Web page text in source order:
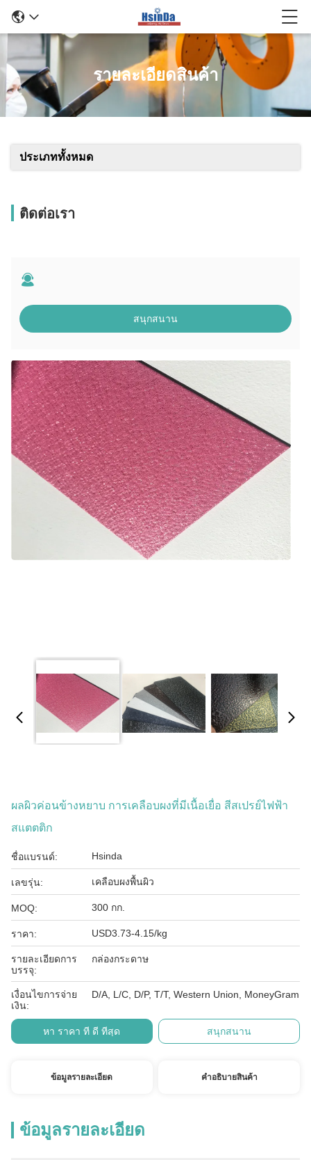
รายละเอียดสินค้า
ประเภททั้งหมด
ติดต่อเรา
สนุกสนาน
ผลผิวค่อนข้างหยาบ การเคลือบผงที่มีเนื้อเยื่อ สีสเปรย์ไฟฟ้า
สแตตติก
ชื่อแบรนด์: Hsinda
เลขรุ่น: เคลือบผงพื้นผิว
MOQ: 300 กก.
ราคา: USD3.73-4.15/kg
รายละเอียดการ
บรรจุ:
กล่องกระดาษ
เงื่อนไขการจ่าย
เงิน:
D/A, L/C, D/P, T/T, Western Union, MoneyGram
หา ราคา ที่ ดี ที่สุด สนุกสนาน
ข้อมูลรายละเอียด คําอธิบายสินค้า
ข้อมูลรายละเอียด